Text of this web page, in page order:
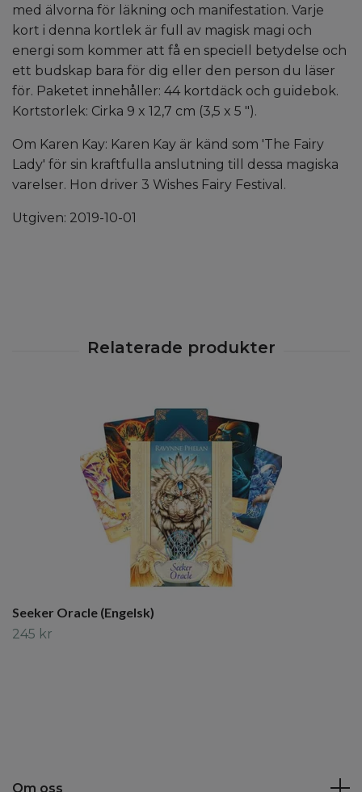
med älvorna för läkning och manifestation. Varje
kort i denna kortlek är full av magisk magi och
energi som kommer att få en speciell betydelse och
ett budskap bara för dig eller den person du läser
för. Paketet innehåller: 44 kortdäck och guidebok.
Kortstorlek: Cirka 9 x 12,7 cm (3,5 x 5 ").
Om Karen Kay: Karen Kay är känd som 'The Fairy
Lady' för sin kraftfulla anslutning till dessa magiska
varelser. Hon driver 3 Wishes Fairy Festival.
Utgiven: 2019-10-01
Seeker Oracle (Engelsk)
245 kr
Om oss